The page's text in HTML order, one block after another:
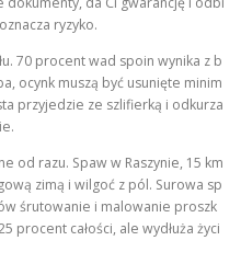
ryzyko.
70 procent wad spoin wynika z b
ocynk muszą być usunięte minim
przyjedzie ze szlifierką i odkurza
od razu. Spaw w Raszynie, 15 km
zimą i wilgoć z pól. Surowa sp
śrutowanie i malowanie proszk
procent całości, ale wydłuża życi